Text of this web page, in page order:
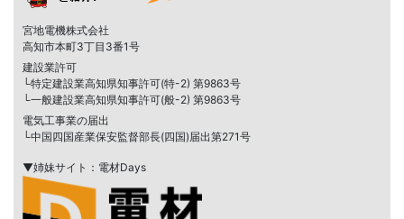
宮地電機株式会社
高知市本町3丁目3番1号
建設業許可
└特定建設業高知県知事許可(特-2) 第9863号
└一般建設業高知県知事許可(般-2) 第9863号
電気工事業の届出
└中国四国産業保安監督部長(四国)届出第271号
▼姉妹サイト：電材Days